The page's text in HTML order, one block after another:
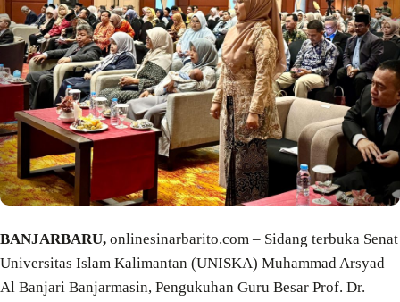
BANJARBARU, onlinesinarbarito.com – Sidang terbuka Senat
Universitas Islam Kalimantan (UNISKA) Muhammad Arsyad
Al Banjari Banjarmasin, Pengukuhan Guru Besar Prof. Dr.